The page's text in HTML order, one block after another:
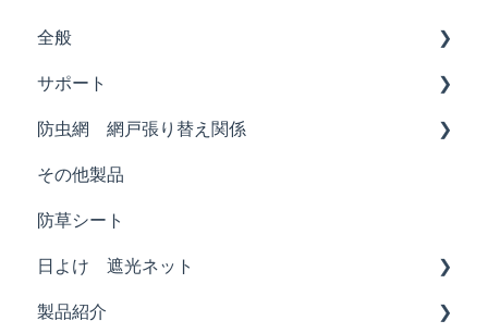
全般
加工品
サポート
販売店、直販
製品品質へのご質問
防虫網 網戸張り替え関係
ネットの種類
張り替え作業、方法について
網おさえゴムの選び方、張り替え用品の使い方
その他製品
防草シート
日よけ 遮光ネット
遮光
製品紹介